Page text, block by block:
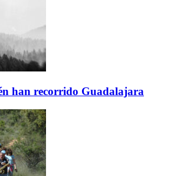
han recorrido Guadalajara